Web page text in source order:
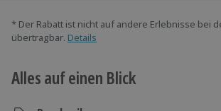
* Der Rabatt ist nicht auf andere Erlebnisse bei
übertragbar. Details
Alles auf einen Blick